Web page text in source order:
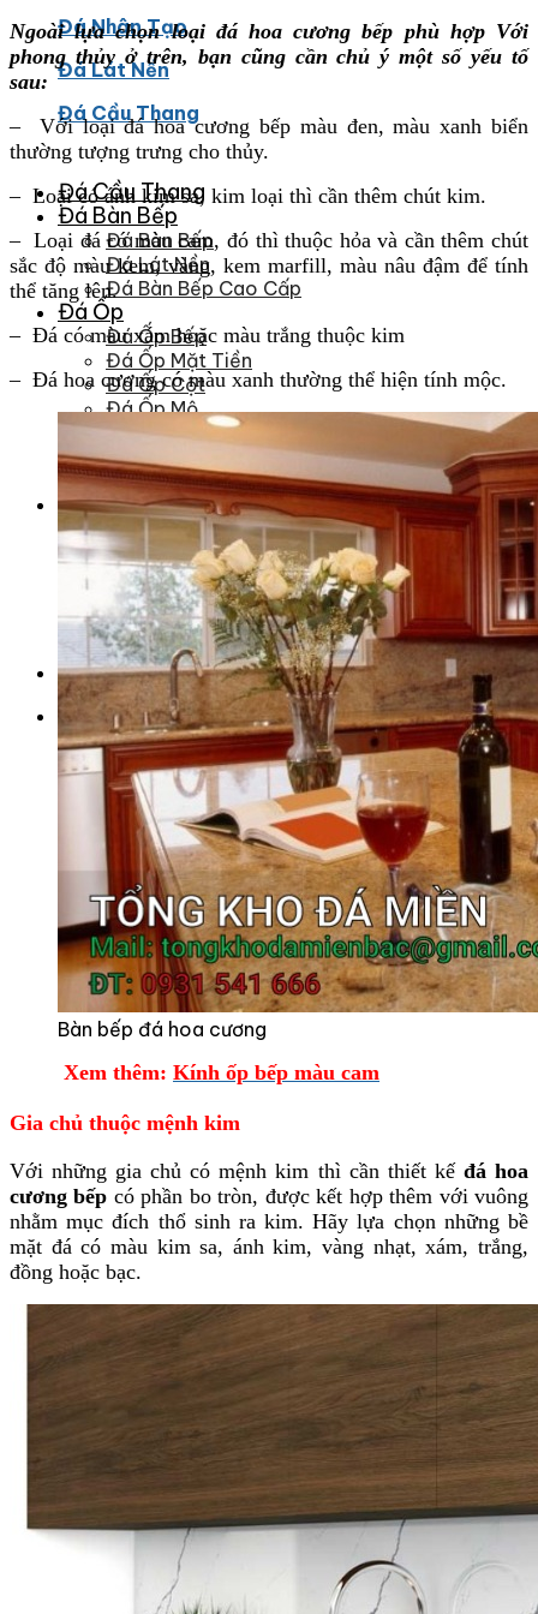
Đá Nhân Tạo
Đá Lát Nền
Đá Cầu Thang
Đá Cầu Thang
Đá Bàn Bếp
Đá Bàn Bếp
Đá Lát Nền
Đá Bàn Bếp Cao Cấp
Đá Ốp
Đá Ốp Bếp
Đá Ốp Mặt Tiền
Đá Ốp Cột
Đá Ốp Mộ
Đá Ốp Thang Máy
Đá Ốp Bàn Bếp Nhân Tạo
Đá Ốp Bếp Tự Nhiên
Tranh đá
Tranh Đá Granite Đối Xứng
Tranh Đá Marble Đối Xứng
Tranh Đá Sơn Thủy Xuyên Sáng
Tranh Đá Thạch Anh Đối Xứng
Tranh Đá Xuyên Sáng Onyx
Vách Tivi ỐP Đá Cao Cấp
Đá Nhân Tạo
0
Giỏ hàng
Chưa có sản phẩm trong giỏ hàng.
Ngoài lựa chọn loại đá hoa cương bếp phù hợp Với
phong thủy ở trên, bạn cũng cần chủ ý một số yếu tố
sau:
– Với loại đá hoa cương bếp màu đen, màu xanh biển
thường tượng trưng cho thủy.
– Loại có ánh kim sa, kim loại thì cần thêm chút kim.
– Loại đá có màu cam, đó thì thuộc hỏa và cần thêm chút
sắc độ màu kem, vàng, kem marfill, màu nâu đậm để tính
thể tăng lên.
– Đá có màu xám hoặc màu trắng thuộc kim
– Đá hoa cương có màu xanh thường thể hiện tính mộc.
Bàn bếp đá hoa cương
Xem thêm: Kính ốp bếp màu cam
Gia chủ thuộc mệnh kim
Với những gia chủ có mệnh kim thì cần thiết kế đá hoa
cương bếp có phần bo tròn, được kết hợp thêm với vuông
nhằm mục đích thổ sinh ra kim. Hãy lựa chọn những bề
mặt đá có màu kim sa, ánh kim, vàng nhạt, xám, trắng,
đồng hoặc bạc.